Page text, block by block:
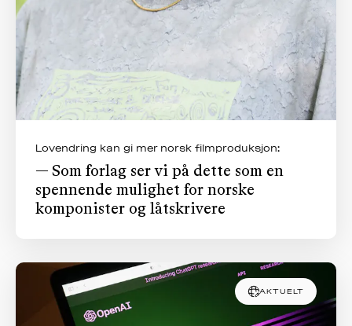
Lovendring kan gi mer norsk filmproduksjon:
— Som forlag ser vi på dette som en
spennende mulighet for norske
komponister og låtskrivere
AKTUELT